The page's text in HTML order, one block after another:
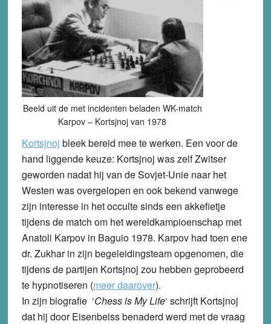
Beeld uit de met incidenten beladen WK-match
Karpov – Kortsjnoj van 1978
Kortsjnoj bleek bereid mee te werken. Een voor de
hand liggende keuze: Kortsjnoj was zelf Zwitser
geworden nadat hij van de Sovjet-Unie naar het
Westen was overgelopen en ook bekend vanwege
zijn interesse in het occulte sinds een akkefietje
tijdens de match om het wereldkampioenschap met
Anatoli Karpov in Baguio 1978. Karpov had toen ene
dr. Zukhar in zijn begeleidingsteam opgenomen, die
tijdens de partijen Kortsjnoj zou hebben geprobeerd
te hypnotiseren (meer daarover).
In zijn biografie ‘Chess is My Life‘ schrijft Kortsjnoj
dat hij door Eisenbeiss benaderd werd met de vraag